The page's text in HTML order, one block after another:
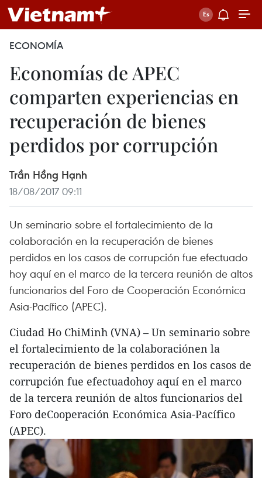
ECONOMÍA
Economías de APEC
comparten experiencias en
recuperación de bienes
perdidos por corrupción
Trần Hồng Hạnh
18/08/2017 09:11
Un seminario sobre el fortalecimiento de la
colaboración en la recuperación de bienes
perdidos en los casos de corrupción fue efectuado
hoy aquí en el marco de la tercera reunión de altos
funcionarios del Foro de Cooperación Económica
Asia-Pacífico (APEC).
Ciudad Ho ChiMinh (VNA) – Un seminario sobre
el fortalecimiento de la colaboraciónen la
recuperación de bienes perdidos en los casos de
corrupción fue efectuadohoy aquí en el marco
de la tercera reunión de altos funcionarios del
Foro deCooperación Económica Asia-Pacífico
(APEC).